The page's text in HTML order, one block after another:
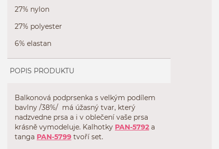
27% nylon
27% polyester
6% elastan
POPIS PRODUKTU
Balkonová podprsenka s velkým podílem
bavlny /38%/ má úžasný tvar, který
nadzvedne prsa a i v oblečení vaše prsa
krásně vymodeluje. Kalhotky PAN-5792 a
tanga PAN-5799 tvoří set.